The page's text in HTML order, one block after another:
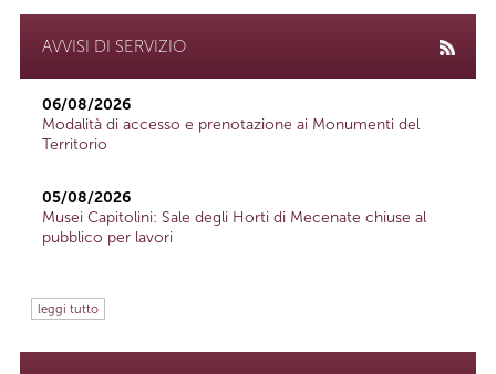
AVVISI DI SERVIZIO
06/08/2026
Modalità di accesso e prenotazione ai Monumenti del
Territorio
05/08/2026
Musei Capitolini: Sale degli Horti di Mecenate chiuse al
pubblico per lavori
leggi tutto